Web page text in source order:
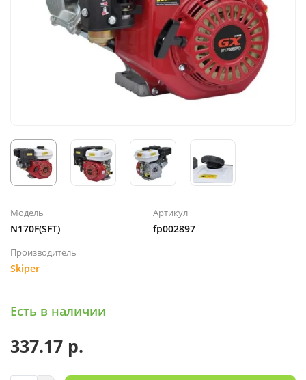
Модель
N170F(SFT)
Артикул
fp002897
Производитель
Skiper
Есть в наличии
337.17 р.